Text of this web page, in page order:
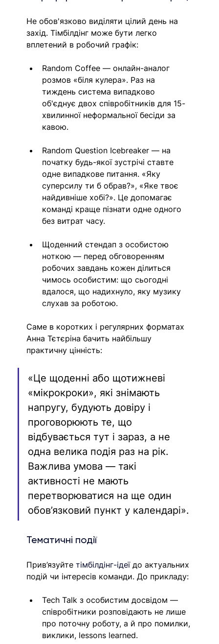
Не обов'язково виділяти цілий день на
захід. Тімбілдінг може бути легко
вплетений в робочий графік:
Random Coffee — онлайн-аналог
розмов «біля кулера». Раз на
тиждень система випадково
об'єднує двох співробітників для 15-
хвилинної неформальної бесіди за
кавою.
Random Question Icebreaker — на
початку будь-якої зустрічі ставте
одне випадкове питання. «Яку
суперсилу ти б обрав?», «Яке твоє
найдивніше хобі?». Це допомагає
команді краще пізнати одне одного
без витрат часу.
Щоденний стендап з особистою
ноткою — перед обговоренням
робочих завдань кожен ділиться
чимось особистим: що сьогодні
вдалося, що надихнуло, яку музику
слухав за роботою.
Саме в коротких і регулярних форматах
Анна Тєтєріна бачить найбільшу
практичну цінність:
«Це щоденні або щотижневі
«мікрокроки», які знімають
напругу, будують довіру і
проговорюють те, що
відбувається тут і зараз, а не
одна велика подія раз на рік.
Важлива умова — такі
активності не мають
перетворюватися на ще один
обов’язковий пункт у календарі».
Тематичні події
Прив’язуйте тімбілдінг-ідеї до актуальних
подій чи інтересів команди. До прикладу:
Tech Talk з особистим досвідом —
співробітники розповідають не лише
про поточну роботу, а й про помилки,
виклики, lessons learned.